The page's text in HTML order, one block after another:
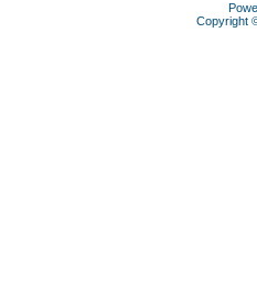
Copyright